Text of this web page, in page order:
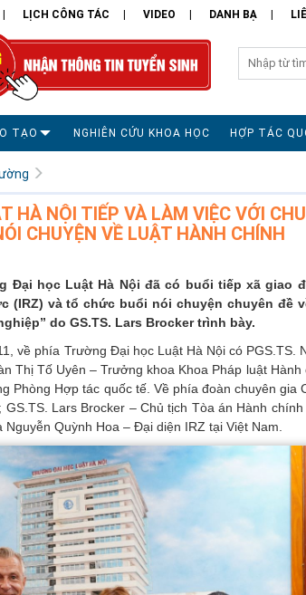
LỊCH CÔNG TÁC VIDEO DANH BẠ
TẠO NGHIÊN CỨU KHOA HỌC HỢP TÁC
HÀ NỘI TIẾP VÀ LÀM VIỆC VỚI
CHUYỆN VỀ LUẬT HÀNH CHÍNH
Đại học Luật Hà Nội đã có buổi tiếp xã giao
(IRZ) và tổ chức buổi nói chuyện chuyên đề
do GS.TS. Lars Brocker trình bày.
về phía Trường Đại học Luật Hà Nội có PGS.TS.
Thị Tố Uyên – Trưởng khoa Khoa Pháp luật
Phòng Hợp tác quốc tế. Về phía đoàn chuyên gia
Lars Brocker – Chủ tịch Tòa án Hành
Quỳnh Hoa – Đại diện IRZ tại Việt Nam.